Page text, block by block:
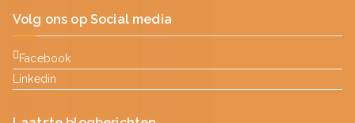
Volg ons op Social media
Facebook
Linkedin